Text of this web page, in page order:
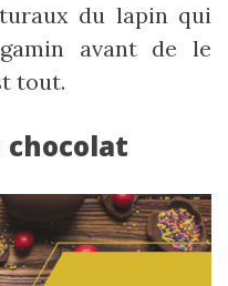
du lapin qui
avant de le
tout.